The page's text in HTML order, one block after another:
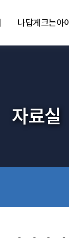
나답게크는아이
자료실